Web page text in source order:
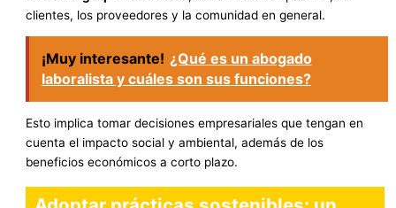
clientes, los proveedores y la comunidad en general.
¡Muy interesante! ¿Qué es un abogado
laboralista y cuáles son sus funciones?
Esto implica tomar decisiones empresariales que tengan en
cuenta el impacto social y ambiental, además de los
beneficios económicos a corto plazo.